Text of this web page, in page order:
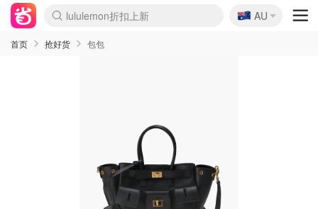
Sasa美妆护肤3.5折
SSENSE年中3折
FreshBeauty好价汇总
Cettire降价+叠9折
Farfetch折上8折
WWS Coles超市实拍
viagogo二手票捡漏
Myer清仓1折起
The Outnet奢牌1折起
David Jones 3折起
Flannels大牌1折
Perfumes Club护肤1折
AMIRO返校季6.2折
Oweek抽奖送Airpods
Amazon折扣汇总
eToro入金$200送$50
Amazon数码好物
ICONIC本周7.5折
ThedoubleF高奢地板价
Moose Knuckles 6折
丝芙兰5折起
EUFY官网3.7折起
Selenichast首饰2折
Trip机票酒店促销
YSL送5件彩妆礼
Amazon家居好物
BIGBANG巡演开票
David Jones时尚3折
Amazon美妆护肤
雅漾大喷$8
过敏原检测盒$33
伊索独家赠50ml沐浴露
科颜氏清仓3折
SEALIFE海洋馆门票6折
丝塔芙大白罐$16
订阅Newsletter送香薰
Cult Beauty 6.8折
Harrods圣诞日历2.3折
LN-CC奢牌私促3折
d'Alba空姐喷雾$16
EVE LOM套装逆天2折
Bernardelli独家4折
Adore Beauty 6折起
CT圣诞日历
Mytheresa奢品2.7折
Luxury Escapes 9折
Currentbody美容仪9折
MOON Garden Live
ALLSAINTS美衣3折
Roborock扫地机3.7折
Tingo Life水杯$24
Valentino官网5折
CR洗发护发6.3折
🇦🇺
AU
首页 抢好货 包包